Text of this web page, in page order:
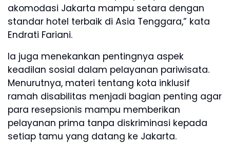
akomodasi Jakarta mampu setara dengan
standar hotel terbaik di Asia Tenggara,” kata
Endrati Fariani.
Ia juga menekankan pentingnya aspek
keadilan sosial dalam pelayanan pariwisata.
Menurutnya, materi tentang kota inklusif
ramah disabilitas menjadi bagian penting agar
para resepsionis mampu memberikan
pelayanan prima tanpa diskriminasi kepada
setiap tamu yang datang ke Jakarta.